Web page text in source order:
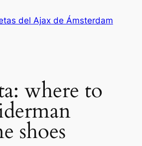
del Ajax de Ámsterdam
where to
shoes